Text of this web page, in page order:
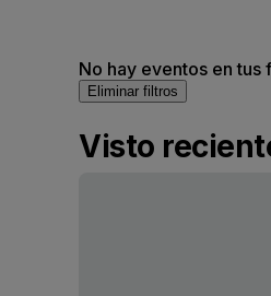
No hay eventos en
Eliminar filtros
Visto